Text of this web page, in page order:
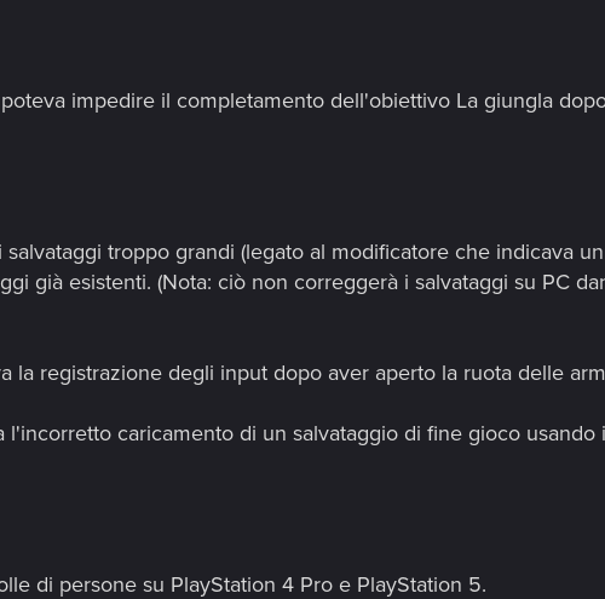
impedire il completamento dell'obiettivo La giungla
troppo grandi (legato al modificatore che indicava
già esistenti. (Nota: ciò non correggerà i salvataggi su PC
la registrazione degli input dopo aver aperto la ruota delle
l'incorretto caricamento di un salvataggio di fine gioco
di persone su PlayStation 4 Pro e PlayStation 5.